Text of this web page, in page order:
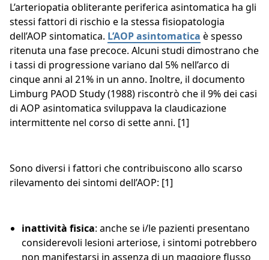
L’arteriopatia obliterante periferica asintomatica ha gli
stessi fattori di rischio e la stessa fisiopatologia
dell’AOP sintomatica. L’AOP asintomatica è spesso
ritenuta una fase precoce. Alcuni studi dimostrano che
i tassi di progressione variano dal 5% nell’arco di
cinque anni al 21% in un anno. Inoltre, il documento
Limburg PAOD Study (1988) riscontrò che il 9% dei casi
di AOP asintomatica sviluppava la claudicazione
intermittente nel corso di sette anni. [1]
Sono diversi i fattori che contribuiscono allo scarso
rilevamento dei sintomi dell’AOP: [1]
inattività fisica: anche se i/le pazienti presentano
considerevoli lesioni arteriose, i sintomi potrebbero
non manifestarsi in assenza di un maggiore flusso